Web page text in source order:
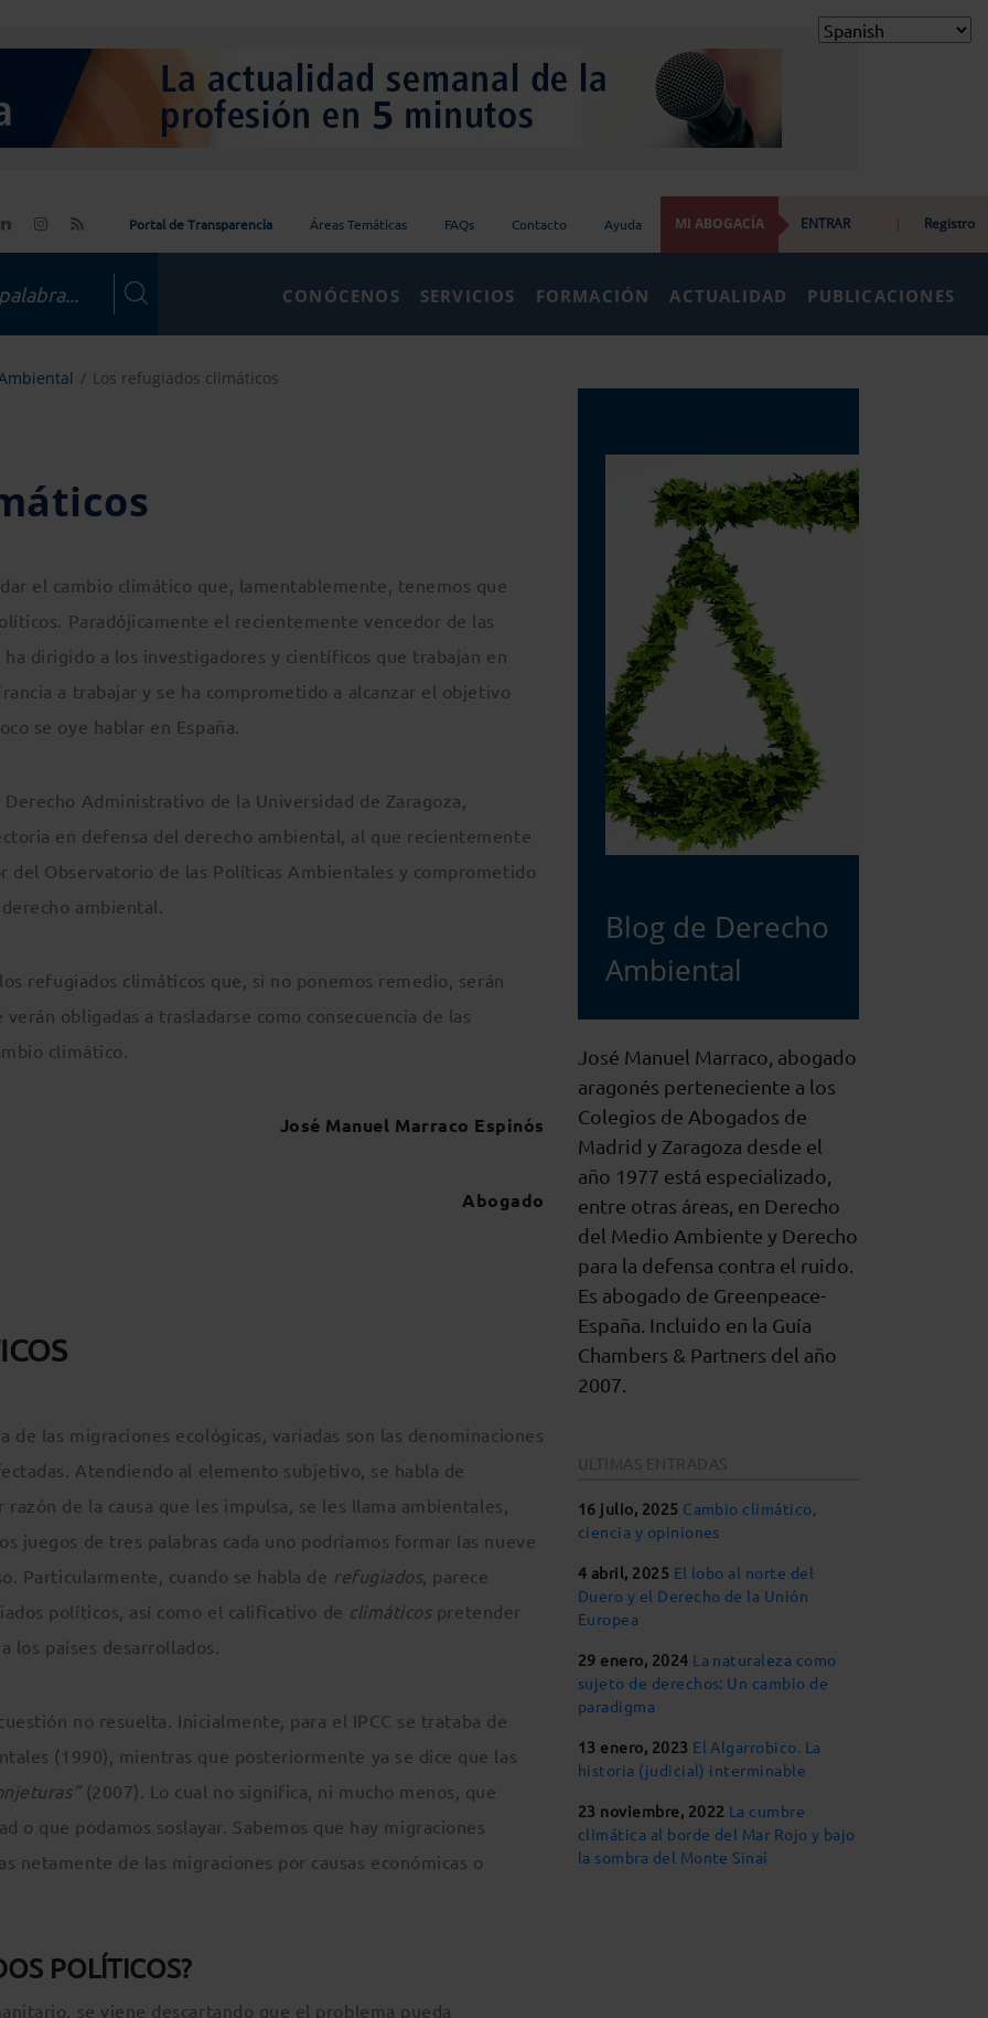
Portal de Transparencia Áreas Temáticas FAQs Contacto Ayuda MI ABOGACÍA ENTRAR | Registro
CONÓCENOS SERVICIOS FORMACIÓN ACTUALIDAD PUBLICACIONES
Los refugiados climáticos
el cambio climático que, lamentablemente, tenemos que
Paradójicamente el recientemente vencedor de las
ha dirigido a los investigadores y científicos que trabajan en
a trabajar y se ha comprometido a alcanzar el objetivo
se oye hablar en España.
Administrativo de la Universidad de Zaragoza,
en defensa del derecho ambiental, al que recientemente
del Observatorio de las Políticas Ambientales y comprometido
ambiental.
refugiados climáticos que, si no ponemos remedio, serán
obligadas a trasladarse como consecuencia de las
climático.
José Manuel Marraco Espinós
Abogado
las migraciones ecológicas, variadas son las denominaciones
Atendiendo al elemento subjetivo, se habla de
de la causa que les impulsa, se les llama ambientales,
juegos de tres palabras cada uno podríamos formar las nueve
Particularmente, cuando se habla de refugiados, parece
políticos, así como el calificativo de climáticospretender
los países desarrollados.
no resuelta. Inicialmente, para el IPCC se trataba de
(1990), mientras que posteriormente ya se dice que las
(2007). Lo cual no significa, ni mucho menos, que
o que podamos soslayar. Sabemos que hay migraciones
netamente de las migraciones por causas económicas o
POLÍTICOS?
se viene descartando que el problema pueda
Blog de Derecho
Ambiental
José Manuel Marraco, abogado
aragonés perteneciente a los
Colegios de Abogados de
Madrid y Zaragoza desde el
año 1977 está especializado,
entre otras áreas, en Derecho
del Medio Ambiente y Derecho
para la defensa contra el ruido.
Es abogado de Greenpeace-
España. Incluido en la Guía
Chambers & Partners del año
2007.
ULTIMAS ENTRADAS
16 julio, 2025 Cambio climático,
ciencia y opiniones
4 abril, 2025 El lobo al norte del
Duero y el Derecho de la Unión
Europea
29 enero, 2024 La naturaleza como
sujeto de derechos: Un cambio de
paradigma
13 enero, 2023 El Algarrobico. La
historia (judicial) interminable
23 noviembre, 2022 La cumbre
climática al borde del Mar Rojo y bajo
la sombra del Monte Sinaí